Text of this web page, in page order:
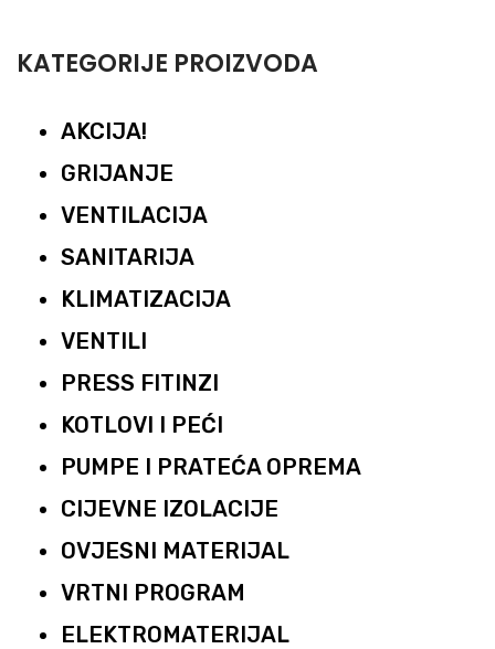
KATEGORIJE PROIZVODA
AKCIJA!
GRIJANJE
VENTILACIJA
SANITARIJA
KLIMATIZACIJA
VENTILI
PRESS FITINZI
KOTLOVI I PEĆI
PUMPE I PRATEĆA OPREMA
CIJEVNE IZOLACIJE
OVJESNI MATERIJAL
VRTNI PROGRAM
ELEKTROMATERIJAL